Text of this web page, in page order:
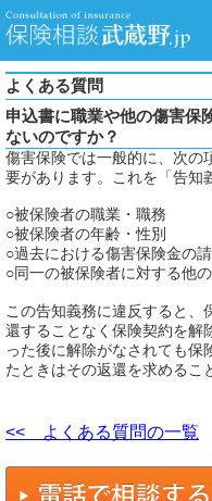
よくある質問
申込書に職業や他の傷害保
ないのですか？
傷害保険では一般的に、次の
要があります。これを「告知
○被保険者の職業・職務
○被保険者の年齢・性別
○過去における傷害保険金の
○同一の被保険者に対する他
この告知義務に違反すると、
還することなく保険契約を解
った後に解除がなされても保
たときはその返還を求めるこ
<< よくある質問の一覧